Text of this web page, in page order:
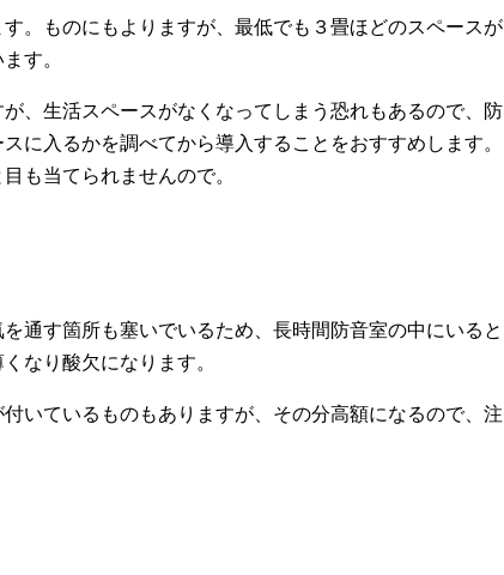
。ものにもよりますが、最低でも３畳ほどのスペースが
す。
、生活スペースがなくなってしまう恐れもあるので、防
に入るかを調べてから導入することをおすすめします。
も当てられませんので。
通す箇所も塞いでいるため、長時間防音室の中にいると
なり酸欠になります。
いているものもありますが、その分高額になるので、注